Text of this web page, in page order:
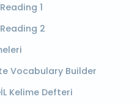
1
2
Vocabulary Builder
Kelime Defteri